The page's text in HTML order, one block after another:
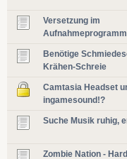
Versetzung im
Aufnahmeprogramm
Benötige
Krähen-Schreie
Camtasia Headset
ingamesound!?
Suche Musik ruhig,
Zombie Nation -